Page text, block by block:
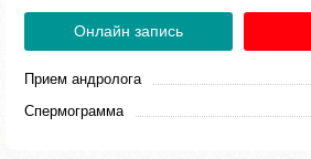
Онлайн запись
Прием андролога
Спермограмма